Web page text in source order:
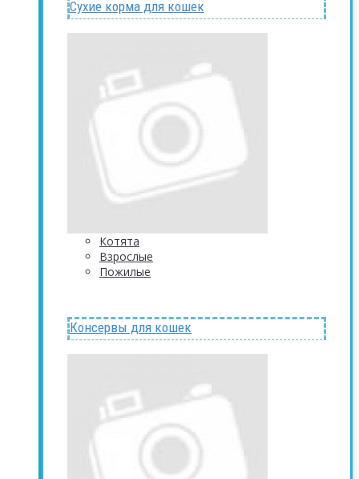
Сухие корма для кошек
Котята
Взрослые
Пожилые
Консервы для кошек